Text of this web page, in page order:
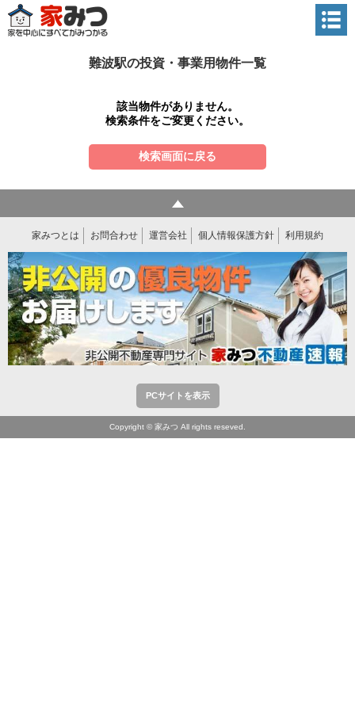
難波駅の投資・事業用物件一覧
該当物件がありません。
検索条件をご変更ください。
検索画面に戻る
家みつとは お問合わせ 運営会社 個人情報保護方針 利用規約
PCサイトを表示
Copyright © 家みつ All rights reseved.